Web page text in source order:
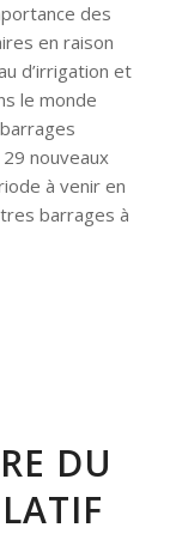
des
en raison
d’irrigation et
le monde
nouveaux
à venir en
barrages à
DU